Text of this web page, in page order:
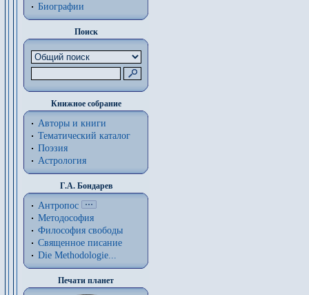
Биографии
Поиск
Книжное собрание
Авторы и книги
Тематический каталог
Поэзия
Астрология
Г.А. Бондарев
Антропос
Методософия
Философия cвободы
Священное писание
Die Methodologie...
Печати планет